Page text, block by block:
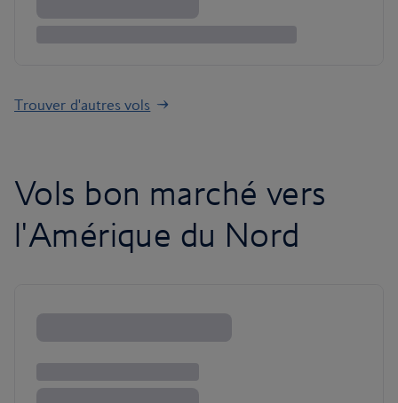
Trouver d'autres vols
Vols bon marché vers
l'Amérique du Nord